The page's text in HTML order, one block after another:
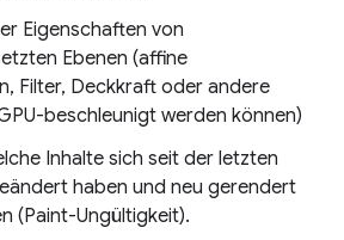
Eigenschaften von
Ebenen (affine
Filter, Deckkraft oder andere
beschleunigt werden können)
Inhalte sich seit der letzten
haben und neu gerendert
(Paint-Ungültigkeit).